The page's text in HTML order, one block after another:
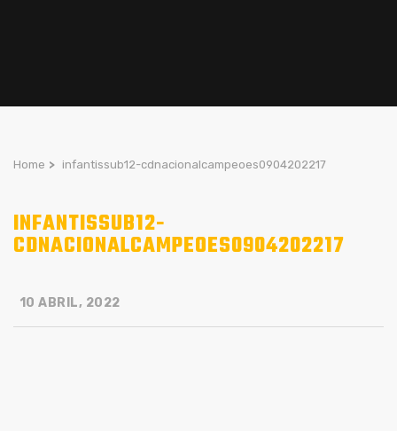
Home > infantissub12-cdnacionalcampeoes0904202217
INFANTISSUB12-
CDNACIONALCAMPEOES0904202217
10 ABRIL, 2022